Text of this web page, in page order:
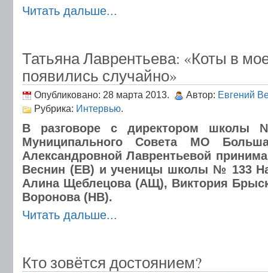
Читать дальше...
Татьяна Лаврентьева: «Коты в
появились случайно»
Опубликовано: 28 марта 2013. Автор: Евгений
Рубрика: Интервью.
В разговоре с директором школы
Муниципального Совета МО
Александровной Лаврентьевой
Веснин (ЕВ) и ученицы школы № 133
Алина Щеблецова (АЩ), Виктория
Воронова (НВ).
Читать дальше...
Кто зовётся достоянием?